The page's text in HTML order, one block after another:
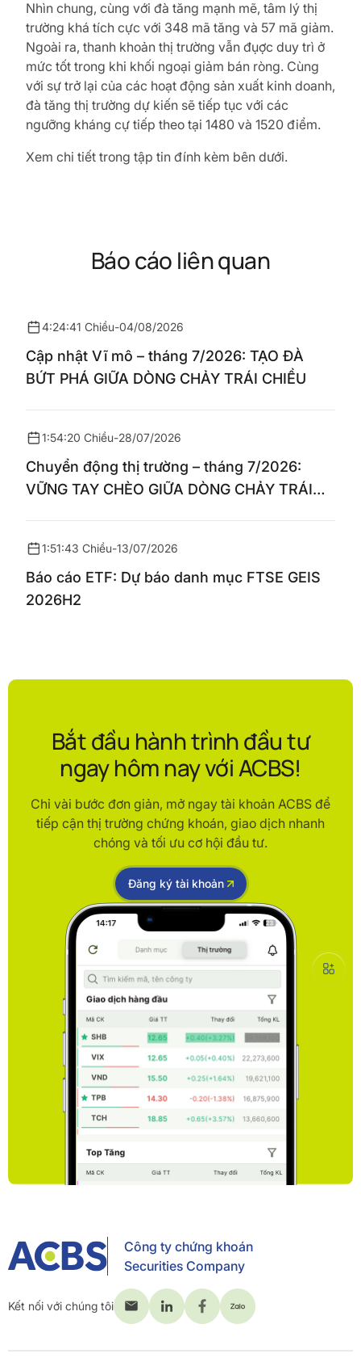
Nhìn chung, cùng với đà tăng mạnh mẽ, tâm lý thị
trường khá tích cực với 348 mã tăng và 57 mã giảm.
Ngoài ra, thanh khoản thị trường vẫn đụợc duy trì ở
mức tốt trong khi khối ngoại giảm bán ròng. Cùng
với sự trở lại của các hoạt động sản xuất kinh doanh,
đà tăng thị trường dự kiến sẽ tiếp tục với các
ngưỡng kháng cự tiếp theo tại 1480 và 1520 điểm.
Xem chi tiết trong tập tin đính kèm bên dưới.
Báo cáo liên quan
4:24:41 Chiều-04/08/2026
Cập nhật Vĩ mô – tháng 7/2026: TẠO ĐÀ
BỨT PHÁ GIỮA DÒNG CHẢY TRÁI CHIỀU
1:54:20 Chiều-28/07/2026
Chuyển động thị trường – tháng 7/2026:
VỮNG TAY CHÈO GIỮA DÒNG CHẢY TRÁI
1:51:43 Chiều-13/07/2026
Báo cáo ETF: Dự báo danh mục FTSE GEIS
2026H2
Bắt đầu hành trình đầu tư
ngay hôm nay với ACBS!
Chỉ vài bước đơn giản, mở ngay tài khoản ACBS để
tiếp cận thị trường chứng khoán, giao dịch nhanh
chóng và tối ưu cơ hội đầu tư.
Đăng ký tài khoản
Công ty chứng khoán
Securities Company
Kết nối với chúng tôi